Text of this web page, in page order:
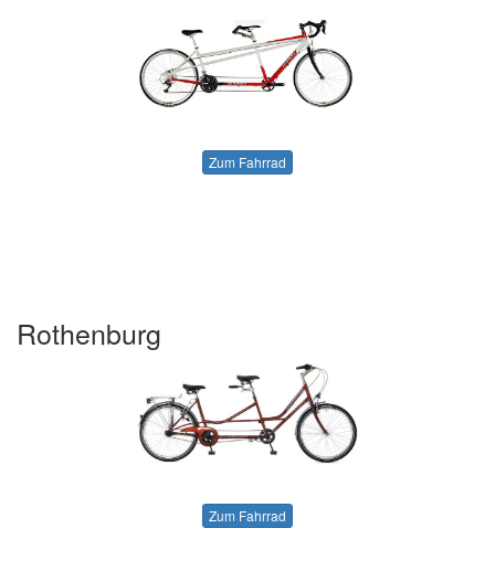
Zum Fahrrad
Rothenburg
Zum Fahrrad